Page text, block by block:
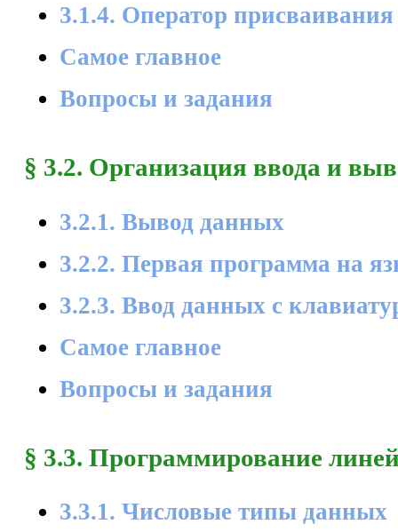
3.1.4. Оператор присваивания
Самое главное
Вопросы и задания
§ 3.2. Организация ввода и
3.2.1. Вывод данных
3.2.2. Первая программа на
3.2.3. Ввод данных с
Самое главное
Вопросы и задания
§ 3.3. Программирование
3.3.1. Числовые типы данных